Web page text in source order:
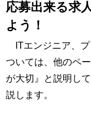
応募出来る求
よう！
ITエンジニア、プ
ついては、他のペ
が大切』と説明し
説します。